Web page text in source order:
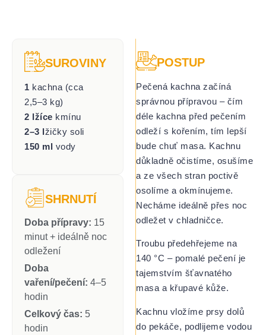
SUROVINY
1 kachna (cca
2,5–3 kg)
2 lžíce kmínu
2–3 lžičky soli
150 ml vody
SHRNUTÍ
Doba přípravy: 15
minut + ideálně noc
odležení
Doba
vaření/pečení: 4–5
hodin
Celkový čas: 5
hodin
POSTUP
Pečená kachna začíná
správnou přípravou – čím
déle kachna před pečením
odleží s kořením, tím lepší
bude chuť masa. Kachnu
důkladně očistíme, osušíme
a ze všech stran poctivě
osolíme a okmínujeme.
Necháme ideálně přes noc
odležet v chladničce.
Troubu předehřejeme na
140 °C – pomalé pečení je
tajemstvím šťavnatého
masa a křupavé kůže.
Kachnu vložíme prsy dolů
do pekáče, podlijeme vodou